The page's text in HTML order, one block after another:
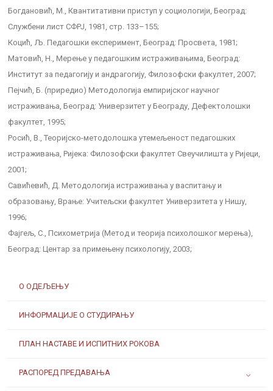
О ОДЕЉЕЊУ
ИНФОРМАЦИЈЕ О СТУДИРАЊУ
ПЛАН НАСТАВЕ И ИСПИТНИХ РОКОВА
РАСПОРЕД ПРЕДАВАЊА
Богдановић, М., Квантитативни приступ у социологији, Београд:
Службени лист СФРЈ, 1981, стр. 133–155;
Коцић, Љ. Педагошки експеримент, Београд: Просвета, 1981;
Матовић, Н., Мерење у педагошким истраживањима, Београд:
Институт за педагогију и андрагогију, Филозофски факултет, 2007;
Пејчић, Б. (приредио) Методологија емпиријског научног
истраживања, Београд: Универзитет у Београду, Дефектолошки
факултет, 1995;
Росић, В., Теоријско-методолошка утемељеност педагошких
истраживања, Ријека: Филозофски факултет Свеучилишта у Ријеци,
2001;
Савићевић, Д. Методологија истраживања у васпитању и
образовању, Врање: Учитељски факултет Универзитета у Нишу,
1996;
Фајгељ, С., Психометрија (Метод и теорија психолошког мерења),
Београд: Центар за примењену психологију, 2003;